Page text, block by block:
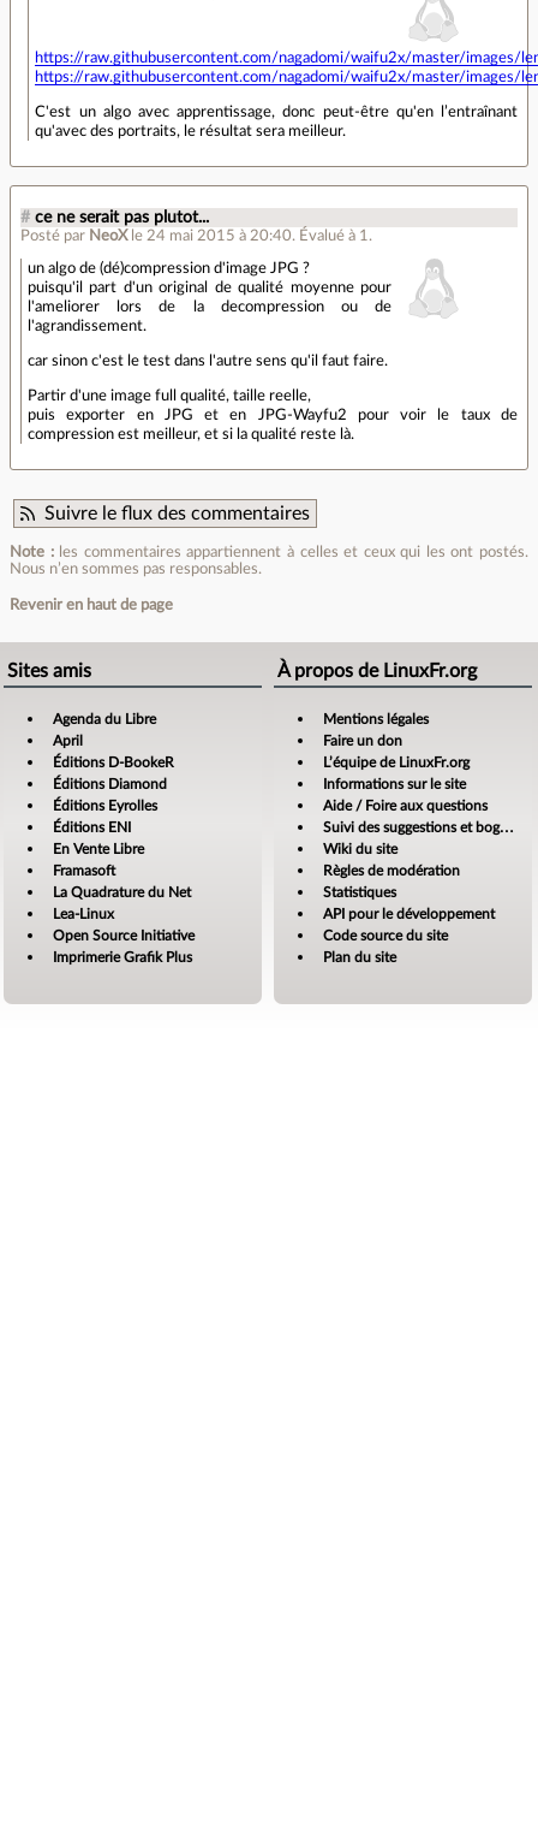
https://raw.githubusercontent.com/nagadomi/waifu2x/master/images/
https://raw.githubusercontent.com/nagadomi/waifu2x/master/images/
C'est un algo avec apprentissage, donc peut-être qu'en l’entraînant
qu'avec des portraits, le résultat sera meilleur.
# ce ne serait pas plutot...
Posté par NeoX le 24 mai 2015 à 20:40. Évalué à 1 .
un algo de (dé)compression d'image JPG ?
puisqu'il part d'un original de qualité moyenne pour
l'ameliorer lors de la decompression ou de
l'agrandissement.
car sinon c'est le test dans l'autre sens qu'il faut faire.
Partir d'une image full qualité, taille reelle,
puis exporter en JPG et en JPG-Wayfu2 pour voir le taux de
compression est meilleur, et si la qualité reste là.
Suivre le flux des commentaires
Note :les commentaires appartiennent à celles et ceux qui les ont postés.
Nous n’en sommes pas responsables.
Revenir en haut de page
Sites amis
Agenda du Libre
April
Éditions D-BookeR
Éditions Diamond
Éditions Eyrolles
Éditions ENI
En Vente Libre
Framasoft
La Quadrature du Net
Lea-Linux
Open Source Initiative
Imprimerie Grafik Plus
À propos de LinuxFr.org
Mentions légales
Faire un don
L’équipe de LinuxFr.org
Informations sur le site
Aide / Foire aux questions
Suivi des suggestions et bogues
Wiki du site
Règles de modération
Statistiques
API pour le développement
Code source du site
Plan du site